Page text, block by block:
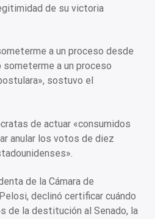
de su victoria
a un proceso desde
someterme a un proceso
sostuvo el
de actuar «consumidos
anular los votos de diez
de la Cámara de
declinó certificar cuándo
de la destitución al Senado, la